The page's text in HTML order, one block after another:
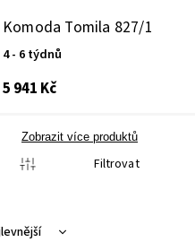
Komoda Tomila 827/1
4 - 6 týdnů
5 941 Kč
Zobrazit více produktů